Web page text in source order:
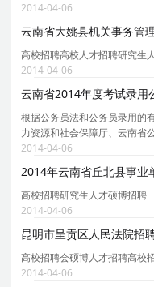
2014-04-06
高校招聘高校人才招聘研究生
2014-04-06
云南省2014年度考试录用
根据公务员法和公务员录用的
力资源和社会保障厅、云南省
考试录用担任主任科员以下及
公务员法管理单位工作人员
2014-04-06
高校招聘研究生人才硕博招聘
2014-04-06
昆明市呈贡区人民法院招
高校招聘会硕博人才招聘高校
2014-04-06